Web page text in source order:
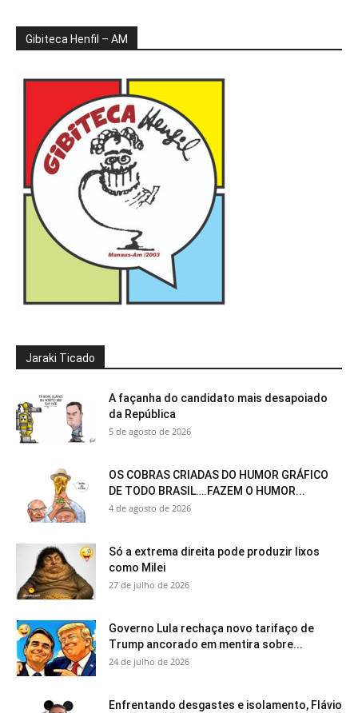
Gibiteca Henfil – AM
Jaraki Ticado
A façanha do candidato mais desapoiado
da República
5 de agosto de 2026
OS COBRAS CRIADAS DO HUMOR GRÁFICO
DE TODO BRASIL….FAZEM O HUMOR...
4 de agosto de 2026
Só a extrema direita pode produzir lixos
como Milei
27 de julho de 2026
Governo Lula rechaça novo tarifaço de
Trump ancorado em mentira sobre...
24 de julho de 2026
Enfrentando desgastes e isolamento, Flávio